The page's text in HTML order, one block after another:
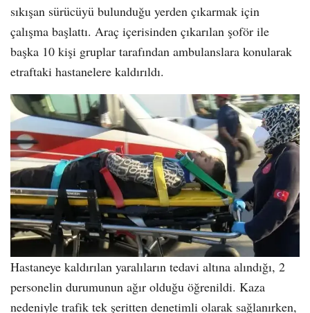
sıkışan sürücüyü bulunduğu yerden çıkarmak için
çalışma başlattı. Araç içerisinden çıkarılan şoför ile
başka 10 kişi gruplar tarafından ambulanslara konularak
etraftaki hastanelere kaldırıldı.
Hastaneye kaldırılan yaralıların tedavi altına alındığı, 2
personelin durumunun ağır olduğu öğrenildi. Kaza
nedeniyle trafik tek şeritten denetimli olarak sağlanırken,